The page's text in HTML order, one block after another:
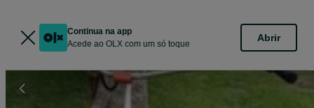
Continua na app
Acede ao OLX com um só toque
Abrir